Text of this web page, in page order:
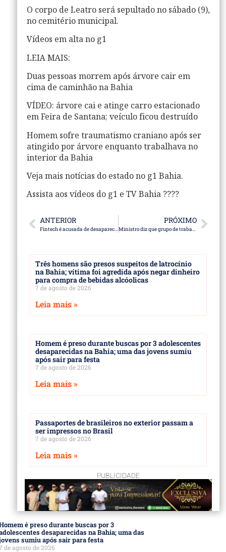
O corpo de Leatro será sepultado no sábado (9),
no cemitério municipal.
Vídeos em alta no g1
LEIA MAIS:
Duas pessoas morrem após árvore cair em
cima de caminhão na Bahia
VÍDEO: árvore cai e atinge carro estacionado
em Feira de Santana; veículo ficou destruído
Homem sofre traumatismo craniano após ser
atingido por árvore enquanto trabalhava no
interior da Bahia
Veja mais notícias do estado no g1 Bahia.
Assista aos vídeos do g1 e TV Bahia ????
ANTERIOR
Fintech é acusada de desaparecer com ao menos R$ 335 milhões e omitir informações; polícia registra ocorrências no DF
PRÓXIMO
Ministro diz que grupo de trabalho com os Estados Unidos para evitar novas tarifas já iniciou tratativas
Três homens são presos suspeitos de latrocínio
na Bahia; vítima foi agredida após negar dinheiro
para compra de bebidas alcóolicas
7 de agosto de 2026
Leia mais »
Homem é preso durante buscas por 3 adolescentes
desaparecidas na Bahia; uma das jovens sumiu
após sair para festa
7 de agosto de 2026
Leia mais »
Passaportes de brasileiros no exterior passam a
ser impressos no Brasil
7 de agosto de 2026
Leia mais »
PUBLICIDADE
é preso durante buscas por 3
desaparecidas na Bahia; uma das
sumiu após sair para festa
de agosto de 2026